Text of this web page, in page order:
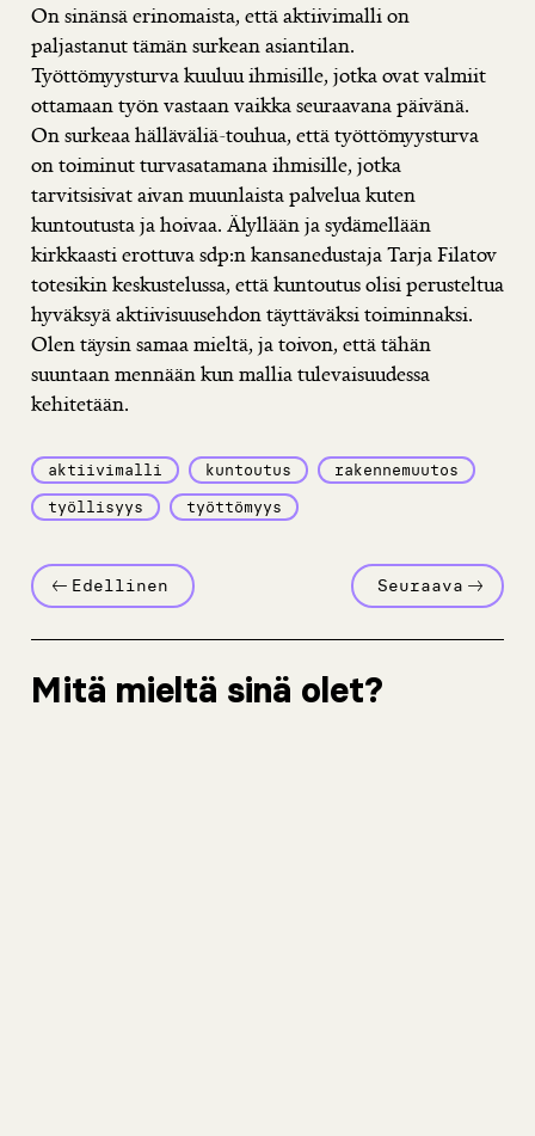
On sinänsä erinomaista, että aktiivimalli on
paljastanut tämän surkean asiantilan.
Työttömyysturva kuuluu ihmisille, jotka ovat valmiit
ottamaan työn vastaan vaikka seuraavana päivänä.
On surkeaa hälläväliä-touhua, että työttömyysturva
on toiminut turvasatamana ihmisille, jotka
tarvitsisivat aivan muunlaista palvelua kuten
kuntoutusta ja hoivaa. Älyllään ja sydämellään
kirkkaasti erottuva sdp:n kansanedustaja Tarja Filatov
totesikin keskustelussa, että kuntoutus olisi perusteltua
hyväksyä aktiivisuusehdon täyttäväksi toiminnaksi.
Olen täysin samaa mieltä, ja toivon, että tähän
suuntaan mennään kun mallia tulevaisuudessa
kehitetään.
aktiivimalli kuntoutus rakennemuutos
työllisyys työttömyys
Edellinen Seuraava
Mitä mieltä sinä olet?